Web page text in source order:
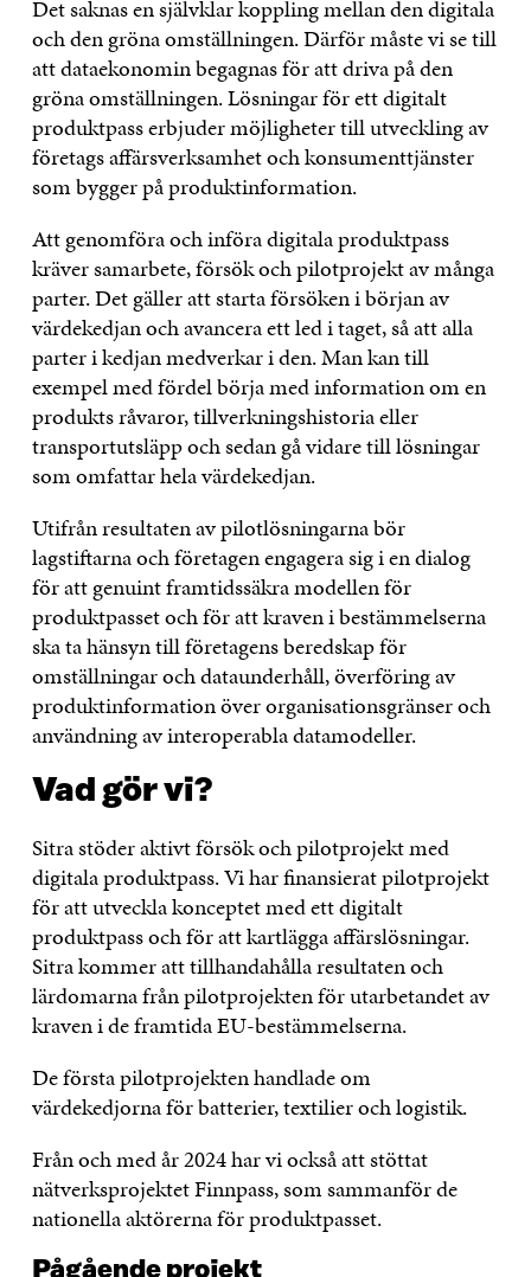
Det saknas en självklar koppling mellan den digitala
och den gröna omställningen. Därför måste vi se till
att dataekonomin begagnas för att driva på den
gröna omställningen. Lösningar för ett digitalt
produktpass erbjuder möjligheter till utveckling av
företags affärsverksamhet och konsumenttjänster
som bygger på produktinformation.
Att genomföra och införa digitala produktpass
kräver samarbete, försök och pilotprojekt av många
parter. Det gäller att starta försöken i början av
värdekedjan och avancera ett led i taget, så att alla
parter i kedjan medverkar i den. Man kan till
exempel med fördel börja med information om en
produkts råvaror, tillverkningshistoria eller
transportutsläpp och sedan gå vidare till lösningar
som omfattar hela värdekedjan.
Utifrån resultaten av pilotlösningarna bör
lagstiftarna och företagen engagera sig i en dialog
för att genuint framtidssäkra modellen för
produktpasset och för att kraven i bestämmelserna
ska ta hänsyn till företagens beredskap för
omställningar och dataunderhåll, överföring av
produktinformation över organisationsgränser och
användning av interoperabla datamodeller.
Vad gör vi?
Sitra stöder aktivt försök och pilotprojekt med
digitala produktpass. Vi har finansierat pilotprojekt
för att utveckla konceptet med ett digitalt
produktpass och för att kartlägga affärslösningar.
Sitra kommer att tillhandahålla resultaten och
lärdomarna från pilotprojekten för utarbetandet av
kraven i de framtida EU-bestämmelserna.
De första pilotprojekten handlade om
värdekedjorna för batterier, textilier och logistik.
Från och med år 2024 har vi också att stöttat
nätverksprojektet Finnpass, som sammanför de
nationella aktörerna för produktpasset.
Pågående projekt